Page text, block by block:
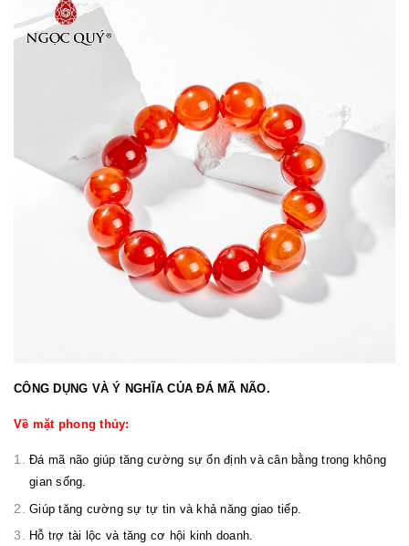
CÔNG DỤNG VÀ Ý NGHĨA CỦA ĐÁ MÃ NÃO.
Về mặt phong thủy:
Đá mã não giúp tăng cường sự ổn định và cân bằng trong không
gian sống.
Giúp tăng cường sự tự tin và khả năng giao tiếp.
Hỗ trợ tài lộc và tăng cơ hội kinh doanh.